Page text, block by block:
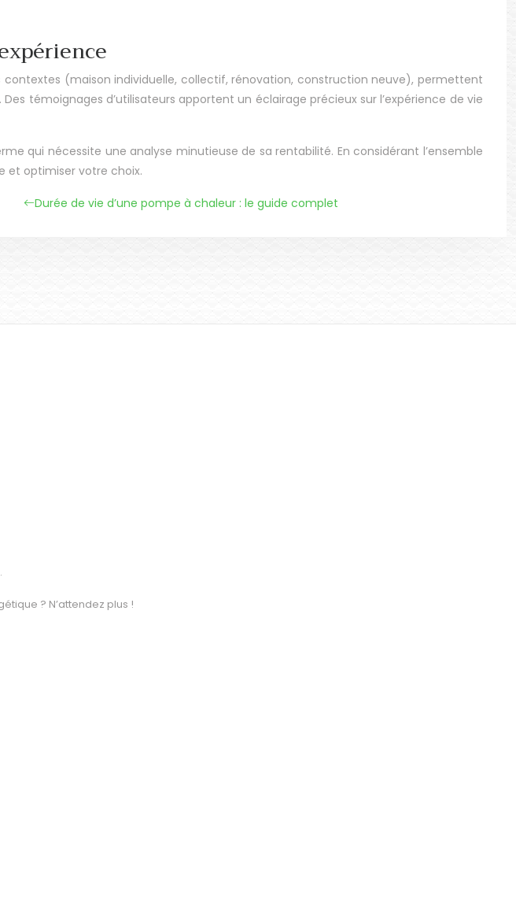
(maison individuelle, collectif, rénovation, construction neuve), permettent
témoignages d’utilisateurs apportent un éclairage précieux sur l’expérience de vie
qui nécessite une analyse minutieuse de sa rentabilité. En considérant l’ensemble
et optimiser votre choix.
Durée de vie d’une pompe à chaleur : le guide complet
? N’attendez plus !